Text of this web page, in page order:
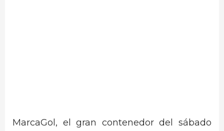
MarcaGol, el gran contenedor del sábado